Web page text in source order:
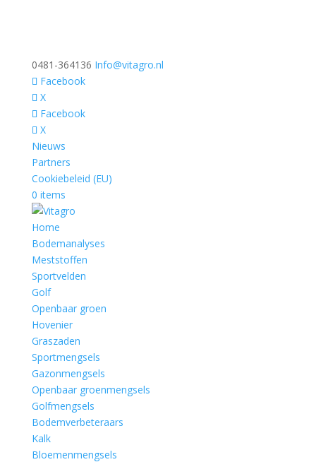
0481-364136 Info@vitagro.nl
Facebook
X
Facebook
X
Nieuws
Partners
Cookiebeleid (EU)
0 items
Home
Bodemanalyses
Meststoffen
Sportvelden
Golf
Openbaar groen
Hovenier
Graszaden
Sportmengsels
Gazonmengsels
Openbaar groenmengsels
Golfmengsels
Bodemverbeteraars
Kalk
Bloemenmengsels